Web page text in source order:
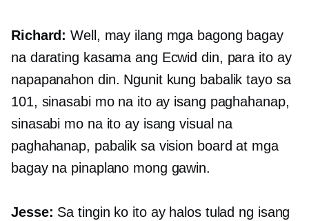
Richard: Well, may ilang mga bagong bagay
na darating kasama ang Ecwid din, para ito ay
napapanahon din. Ngunit kung babalik tayo sa
101, sinasabi mo na ito ay isang paghahanap,
sinasabi mo na ito ay isang visual na
paghahanap, pabalik sa vision board at mga
bagay na pinaplano mong gawin.
Jesse: Sa tingin ko ito ay halos tulad ng isang